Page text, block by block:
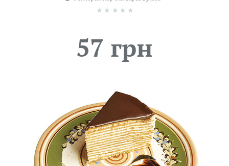
★
★
★
★
★
57 грн